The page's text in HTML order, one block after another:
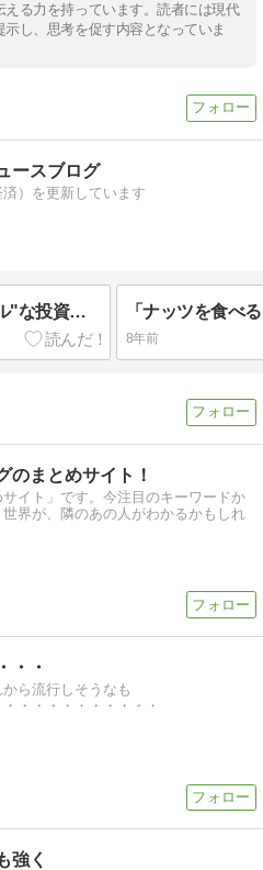
る力を持っています。読者には現代
し、思考を促す内容となっていま
ースブログ
）を更新しています
230億円稼いだ男"超シンプル"な投資哲学
8年前
のまとめサイト！
サイト」です。今注目のキーワードか
界が、隣のあの人がわかるかもしれ
・・
ら流行しそうなも
・・・・・・・・・・
強く